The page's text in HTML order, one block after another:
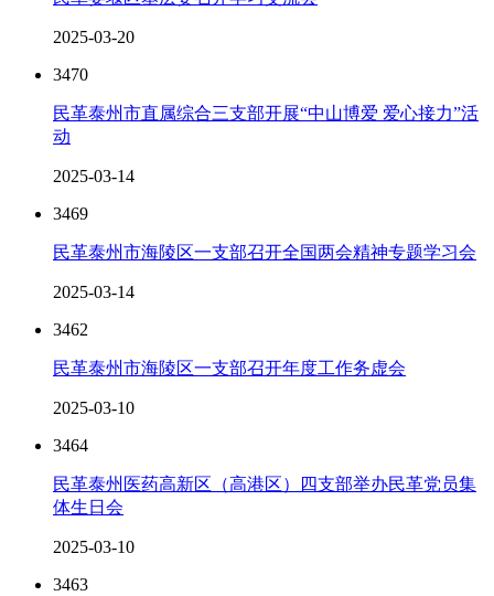
2025-03-20
3470
民革泰州市直属综合三支部开展“中山博爱 爱心接力”活
动
2025-03-14
3469
民革泰州市海陵区一支部召开全国两会精神专题学习会
2025-03-14
3462
民革泰州市海陵区一支部召开年度工作务虚会
2025-03-10
3464
民革泰州医药高新区（高港区）四支部举办民革党员集
体生日会
2025-03-10
3463